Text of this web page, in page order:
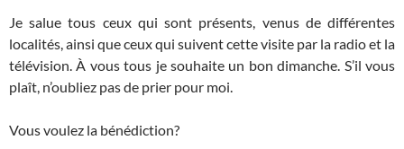
Je salue tous ceux qui sont présents, venus de différentes
localités, ainsi que ceux qui suivent cette visite par la radio et la
télévision. À vous tous je souhaite un bon dimanche. S’il vous
plaît, n’oubliez pas de prier pour moi.
Vous voulez la bénédiction?